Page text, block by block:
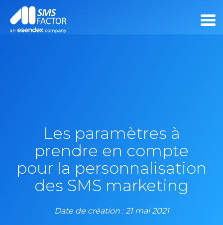
Les paramètres à
prendre en compte
pour la personnalisation
des SMS marketing
Date de création : 21 mai 2021